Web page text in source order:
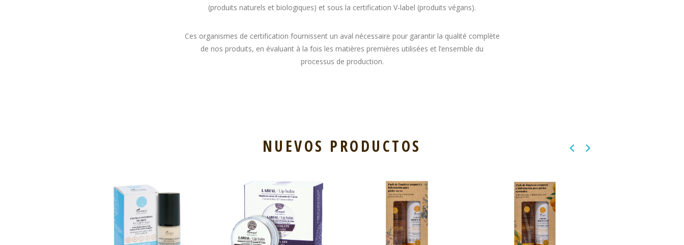
(produits naturels et biologiques) et sous la certification V-label (produits végans).
Ces organismes de certification fournissent un aval nécessaire pour garantir la qualité complète
de nos produits, en évaluant à la fois les matières premières utilisées et l’ensemble du
processus de production.
NUEVOS PRODUCTOS